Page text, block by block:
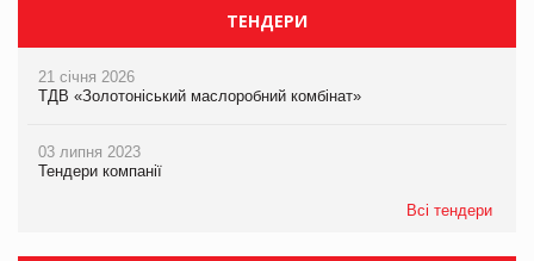
ТЕНДЕРИ
21 січня 2026
ТДВ «Золотоніський маслоробний комбінат»
03 липня 2023
Тендери компанії
Всі тендери